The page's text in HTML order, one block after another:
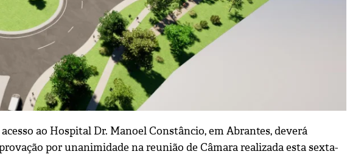
ao Hospital Dr. Manoel Constâncio, em Abrantes, deverá
por unanimidade na reunião de Câmara realizada esta sexta-